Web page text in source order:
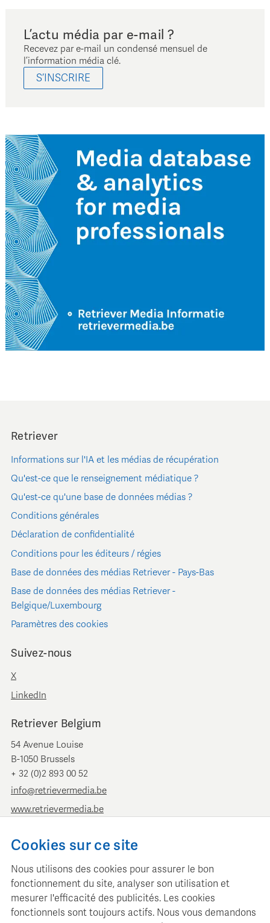
L’actu média par e-mail ?
Recevez par e-mail un condensé mensuel de
l’information média clé.
S’INSCRIRE
Retriever
Informations sur l'IA et les médias de récupération
Qu'est-ce que le renseignement médiatique ?
Qu'est-ce qu'une base de données médias ?
Conditions générales
Déclaration de confidentialité
Conditions pour les éditeurs / régies
Base de données des médias Retriever - Pays-Bas
Base de données des médias Retriever -
Belgique/Luxembourg
Paramètres des cookies
Suivez-nous
X
LinkedIn
Retriever Belgium
54 Avenue Louise
B-1050 Brussels
+ 32 (0)2 893 00 52
info@retrievermedia.be
www.retrievermedia.be
Retriever Pays-Bas
1054 GT Amsterdam
+ 31 (0)20 379 11 01
info@retriever.nl
Cookies sur ce site
Nous utilisons des cookies pour assurer le bon
fonctionnement du site, analyser son utilisation et
mesurer l'efficacité des publicités. Les cookies
fonctionnels sont toujours actifs. Nous vous demandons